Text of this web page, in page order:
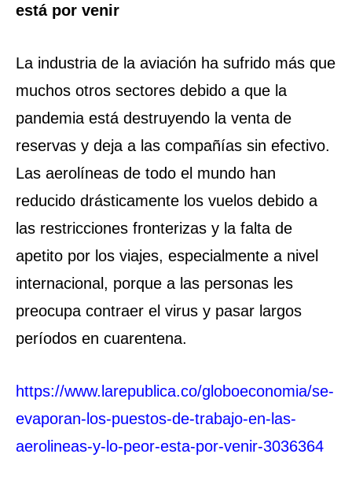
está por venir
La industria de la aviación ha sufrido más que
muchos otros sectores debido a que la
pandemia está destruyendo la venta de
reservas y deja a las compañías sin efectivo.
Las aerolíneas de todo el mundo han
reducido drásticamente los vuelos debido a
las restricciones fronterizas y la falta de
apetito por los viajes, especialmente a nivel
internacional, porque a las personas les
preocupa contraer el virus y pasar largos
períodos en cuarentena.
https://www.larepublica.co/globoeconomia/se-
evaporan-los-puestos-de-trabajo-en-las-
aerolineas-y-lo-peor-esta-por-venir-3036364